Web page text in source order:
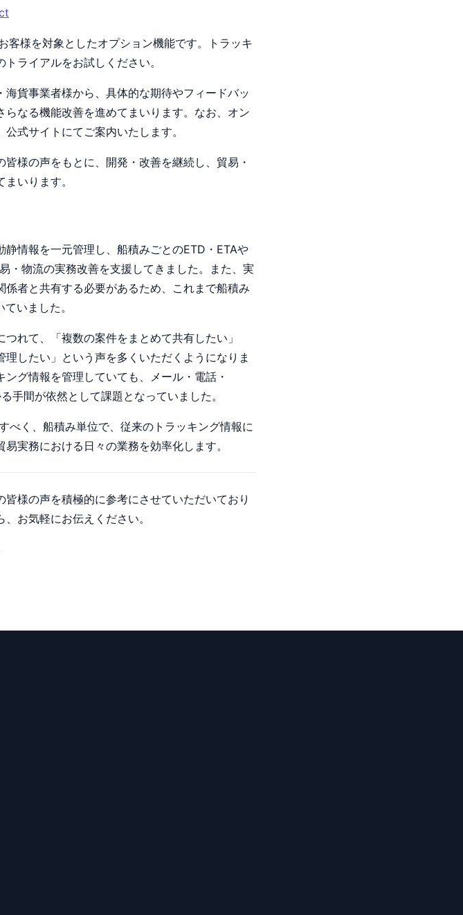
様を対象としたオプション機能です。トラッキ
ライアルをお試しください。
貨事業者様から、具体的な期待やフィードバッ
なる機能改善を進めてまいります。なお、オン
式サイトにてご案内いたします。
様の声をもとに、開発・改善を継続し、貿易・
いります。
情報を一元管理し、船積みごとのETD・ETAや
・物流の実務改善を支援してきました。また、実
者と共有する必要があるため、これまで船積み
いました。
れて、「複数の案件をまとめて共有したい」
したい」という声を多くいただくようになりま
グ情報を管理していても、メール・電話・
手間が依然として課題となっていました。
く、船積み単位で、従来のトラッキング情報に
実務における日々の業務を効率化します。
様の声を積極的に参考にさせていただいており
お気軽にお伝えください。